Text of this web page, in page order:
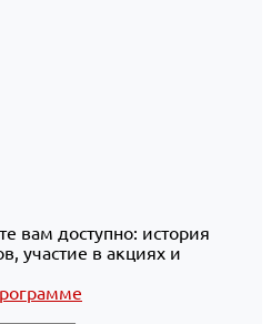
вам доступно: история
участие в акциях и